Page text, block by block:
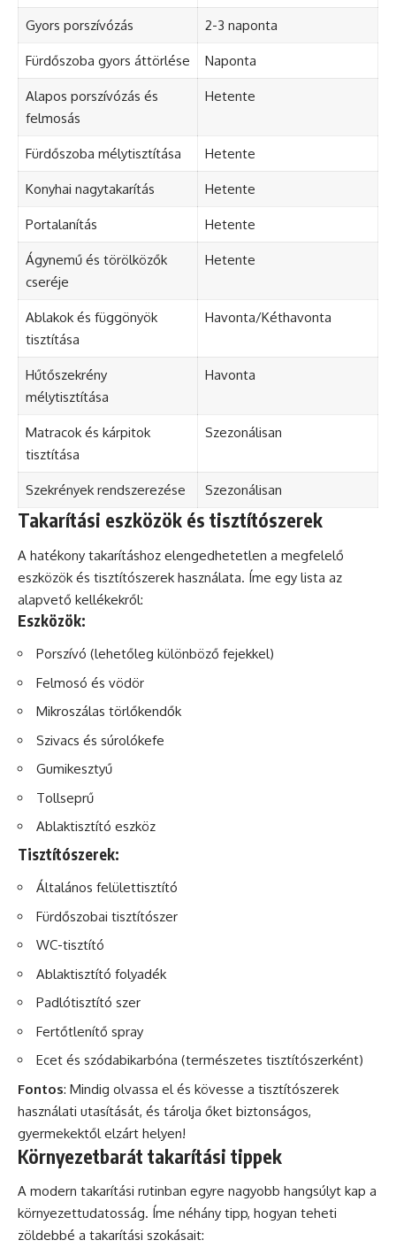
Gyors porszívózás 2-3 naponta
Fürdőszoba gyors áttörlése Naponta
Alapos porszívózás és
felmosás
Hetente
Fürdőszoba mélytisztítása Hetente
Konyhai nagytakarítás Hetente
Portalanítás Hetente
Ágynemű és törölközők
cseréje
Hetente
Ablakok és függönyök
tisztítása
Havonta/Kéthavonta
Hűtőszekrény
mélytisztítása
Havonta
Matracok és kárpitok
tisztítása
Szezonálisan
Szekrények rendszerezése Szezonálisan
Takarítási eszközök és tisztítószerek
A hatékony takarításhoz elengedhetetlen a megfelelő
eszközök és tisztítószerek használata. Íme egy lista az
alapvető kellékekről:
Eszközök:
Porszívó (lehetőleg különböző fejekkel)
Felmosó és vödör
Mikroszálas törlőkendők
Szivacs és súrolókefe
Gumikesztyű
Tollseprű
Ablaktisztító eszköz
Tisztítószerek:
Általános felülettisztító
Fürdőszobai tisztítószer
WC-tisztító
Ablaktisztító folyadék
Padlótisztító szer
Fertőtlenítő spray
Ecet és szódabikarbóna (természetes tisztítószerként)
Fontos: Mindig olvassa el és kövesse a tisztítószerek
használati utasítását, és tárolja őket biztonságos,
gyermekektől elzárt helyen!
Környezetbarát takarítási tippek
A modern takarítási rutinban egyre nagyobb hangsúlyt kap a
környezettudatosság. Íme néhány tipp, hogyan teheti
zöldebbé a takarítási szokásait: